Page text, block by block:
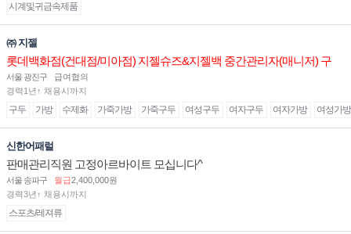
시계및귀금속제품
㈜ 지젤
롯데백화점(건대점/미아점) 지젤슈즈&지젤백 중간관리자(매니저) 구
인합니다
서울 광진구
급여협의
경력1년↑ 채용시까지
구두 가방 수제화 가죽가방 가죽구두 여성구두 여자구두 여자가방 여성가방
신한어패럴
판매관리직원 고정아르바이트 모십니다^
서울 송파구 월급2,400,000원
경력3년↑ 채용시까지
스포츠/레져류